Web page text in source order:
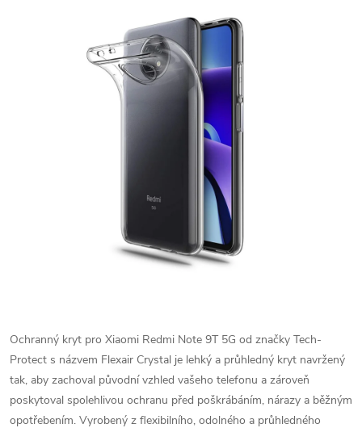
Ochranný kryt pro Xiaomi Redmi Note 9T 5G od značky Tech-
Protect s názvem Flexair Crystal je lehký a průhledný kryt navržený
tak, aby zachoval původní vzhled vašeho telefonu a zároveň
poskytoval spolehlivou ochranu před poškrábáním, nárazy a běžným
opotřebením. Vyrobený z flexibilního, odolného a průhledného